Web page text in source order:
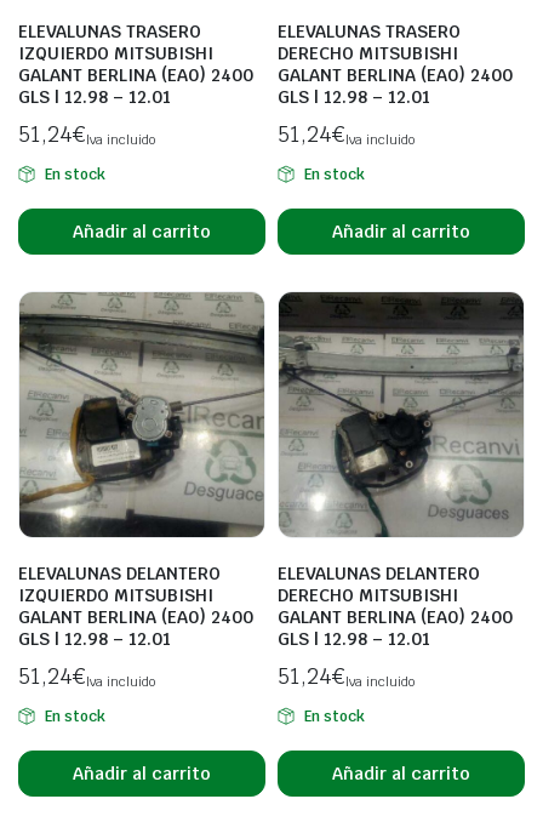
ELEVALUNAS TRASERO
IZQUIERDO MITSUBISHI
GALANT BERLINA (EA0) 2400
GLS | 12.98 – 12.01
51,24€Iva incluido
En stock
Añadir al carrito
ELEVALUNAS TRASERO
DERECHO MITSUBISHI
GALANT BERLINA (EA0) 2400
GLS | 12.98 – 12.01
51,24€Iva incluido
En stock
Añadir al carrito
ELEVALUNAS DELANTERO
IZQUIERDO MITSUBISHI
GALANT BERLINA (EA0) 2400
GLS | 12.98 – 12.01
51,24€Iva incluido
En stock
Añadir al carrito
ELEVALUNAS DELANTERO
DERECHO MITSUBISHI
GALANT BERLINA (EA0) 2400
GLS | 12.98 – 12.01
51,24€Iva incluido
En stock
Añadir al carrito